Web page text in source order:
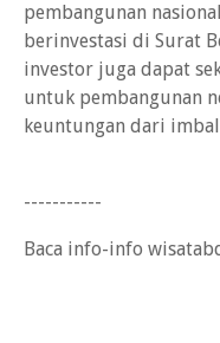
pembangunan
berinvestasi di Surat
investor juga dapat
untuk pembangunan
keuntungan dari
-----------
Baca info-info